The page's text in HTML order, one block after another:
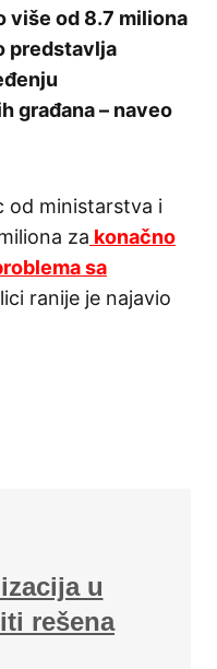
više od 8.7 miliona
predstavlja
građana – naveo
od ministarstva i
za konačno
sa
ranije je najavio
u
rešena